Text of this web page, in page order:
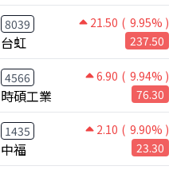
8039 21.50 ( 9.95% )
台虹 237.50
4566 6.90 ( 9.94% )
時碩工業 76.30
1435 2.10 ( 9.90% )
中福 23.30